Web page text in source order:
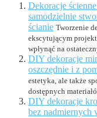
Dekoracje
samodzielnie
ścianie Tworzenie
ekscytującym
wpłynąć na
DIY dekoracje
oszczędnie i z
estetyka, ale także
dostępnych
DIY dekoracje
bez nadmiernych